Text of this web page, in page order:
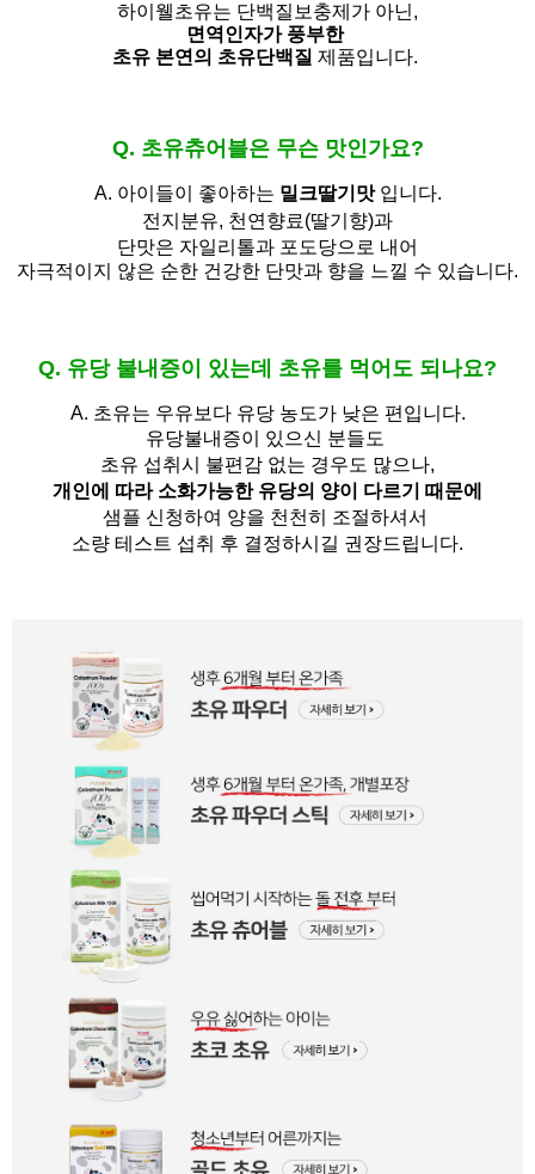
하이웰초유는 단백질보충제가 아닌,
면역인자가 풍부한
초유 본연의 초유단백질 제품입니다.
Q. 초유츄어블은 무슨 맛인가요?
A. 아이들이 좋아하는 밀크딸기맛입니다.
전지분유, 천연향료(딸기향)과
단맛은 자일리톨과 포도당으로 내어
자극적이지 않은 순한 건강한 단맛과 향을 느낄 수 있습니다.
Q. 유당 불내증이 있는데 초유를 먹어도 되나요?
A. 초유는 우유보다 유당 농도가 낮은 편입니다.
유당불내증이 있으신 분들도
초유 섭취시 불편감 없는 경우도 많으나,
개인에 따라 소화가능한 유당의 양이 다르기 때문에
샘플 신청하여 양을 천천히 조절하셔서
소량 테스트 섭취 후 결정하시길 권장드립니다.